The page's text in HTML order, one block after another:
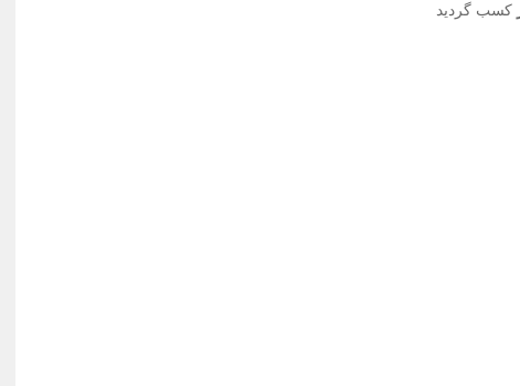
کسب گردید